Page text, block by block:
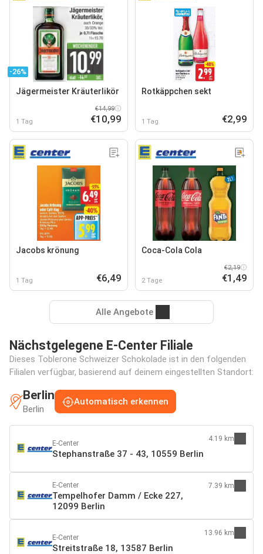
-26%
Jägermeister Kräuterlikör
1 Tag
€14,99
€10,99
Rotkäppchen sekt
1 Tag €2,99
Jacobs krönung
1 Tag €6,49
Coca-Cola Cola
2 Tage
€2,19
€1,49
Alle Angebote
Nächstgelegene E-Center Filiale
Dieses Toblerone Schweizer Schokolade ist in den folgenden
Filialen verfügbar, basierend auf deinem eingestellten Standort:
Berlin
Berlin
Automatisch erkennen
E-Center
Stephanstraße 37 - 43, 10559 Berlin
4.19 km
E-Center
Tempelhofer Damm / Ecke 227,
12099 Berlin
7.39 km
E-Center
Streitstraße 18, 13587 Berlin
13.96 km